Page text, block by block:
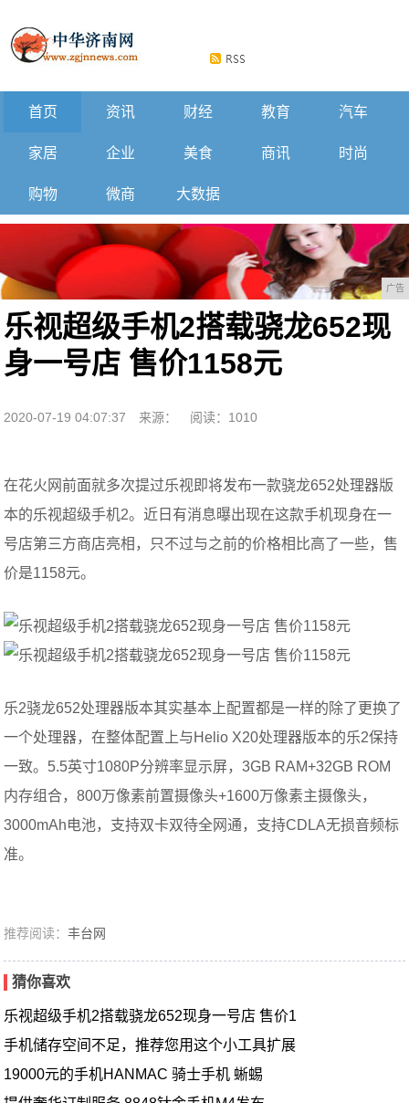
首页 资讯 财经 教育 汽车
家居 企业 美食 商讯 时尚
购物 微商 大数据
广告
乐视超级手机2搭载骁龙652现
身一号店 售价1158元
2020-07-19 04:07:37 来源： 阅读：1010
在花火网前面就多次提过乐视即将发布一款骁龙652处理器版
本的乐视超级手机2。近日有消息曝出现在这款手机现身在一
号店第三方商店亮相，只不过与之前的价格相比高了一些，售
价是1158元。
乐2骁龙652处理器版本其实基本上配置都是一样的除了更换了
一个处理器，在整体配置上与Helio X20处理器版本的乐2保持
一致。5.5英寸1080P分辨率显示屏，3GB RAM+32GB ROM
内存组合，800万像素前置摄像头+1600万像素主摄像头，
3000mAh电池，支持双卡双待全网通，支持CDLA无损音频标
准。
推荐阅读：丰台网
猜你喜欢
乐视超级手机2搭载骁龙652现身一号店 售价1
手机储存空间不足，推荐您用这个小工具扩展
19000元的手机HANMAC 骑士手机 蜥蜴